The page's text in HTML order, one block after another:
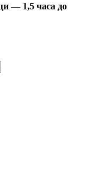
— 1,5 часа до